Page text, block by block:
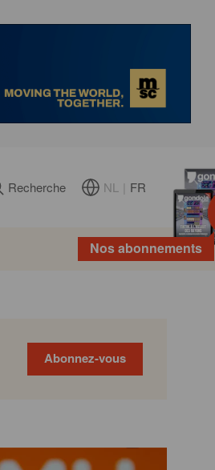
Recherche NL FR
Nos abonnements
Abonnez-vous